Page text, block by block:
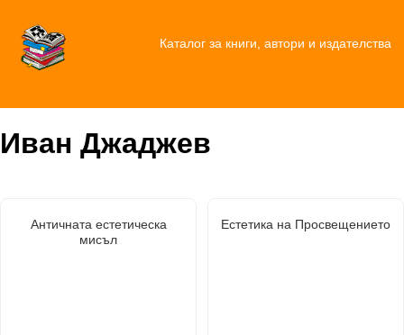
Каталог за книги, автори и издателства
Иван Джаджев
Античната естетическа
мисъл
Естетика на Просвещението